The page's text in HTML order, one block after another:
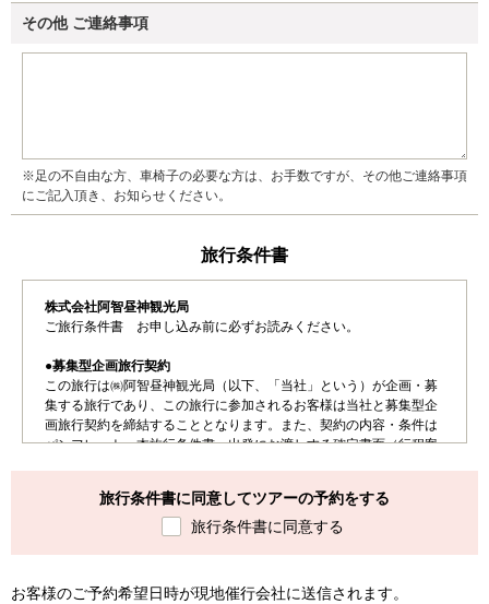
その他ご連絡事項
※足の不自由な方、車椅子の必要な方は、お手数ですが、その他ご連絡事項
にご記入頂き、お知らせください。
旅行条件書
株式会社阿智昼神観光局
ご旅行条件書 お申し込み前に必ずお読みください。
●募集型企画旅行契約
この旅行は㈱阿智昼神観光局（以下、「当社」という）が企画・募
集する旅行であり、この旅行に参加されるお客様は当社と募集型企
画旅行契約を締結することとなります。また、契約の内容・条件は
パンフレット、本旅行条件書、出発にお渡しする確定書面（行程案
●お申し込み手続き
ご出発日が決まりましたら当社0265-43-3001へお電話いただだく
旅行条件書に同意してツアーの予約をする
旅行条件書に同意する
お客様のご予約希望日時が現地催行会社に送信されます。